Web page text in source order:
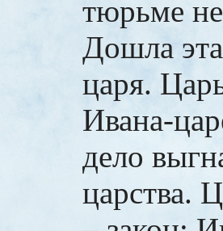
тюрьме
Дошла
царя.
Ивана-
дело
царства.